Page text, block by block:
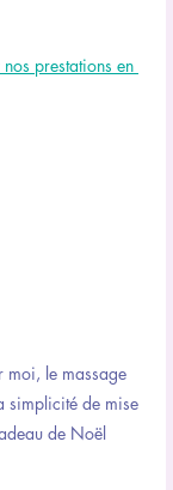
prestations en
moi, le massage
simplicité de mise
de Noël